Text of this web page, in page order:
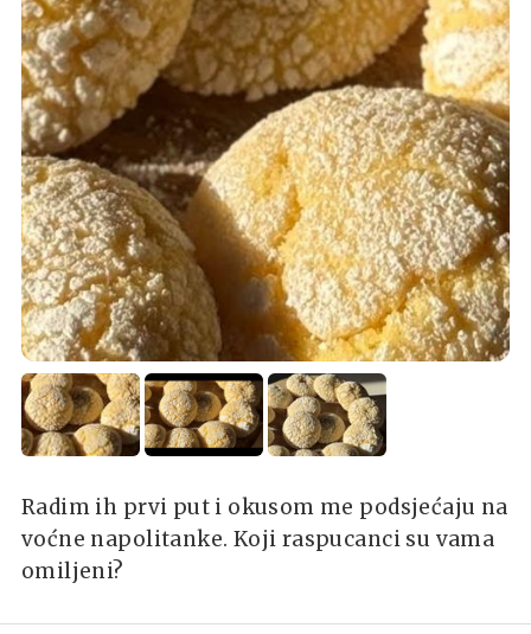
Radim ih prvi put i okusom me podsjećaju na
voćne napolitanke. Koji raspucanci su vama
omiljeni?